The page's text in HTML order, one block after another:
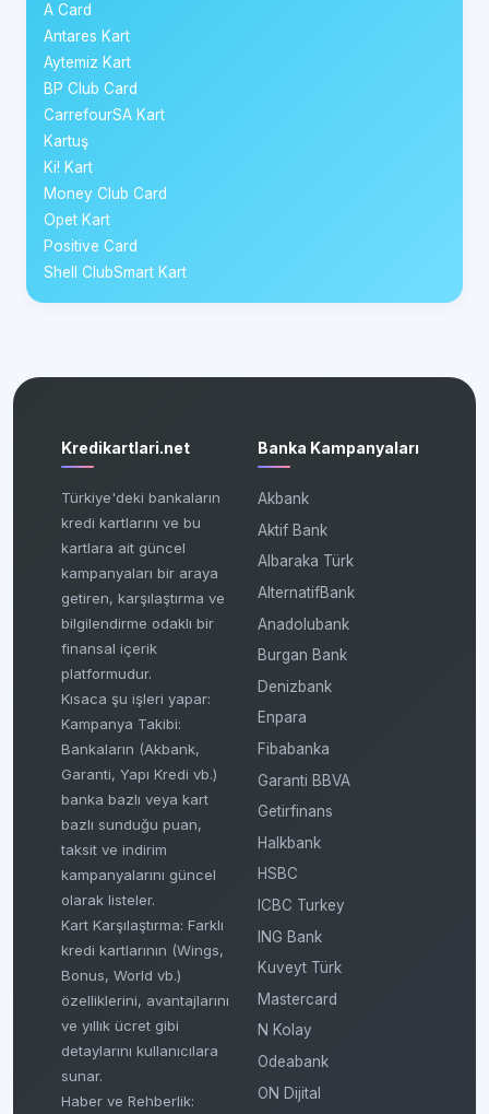
A Card
Antares Kart
Aytemiz Kart
BP Club Card
CarrefourSA Kart
Kartuş
Ki! Kart
Money Club Card
Opet Kart
Positive Card
Shell ClubSmart Kart
Kredikartlari.net
Türkiye'deki bankaların
kredi kartlarını ve bu
kartlara ait güncel
kampanyaları bir araya
getiren, karşılaştırma ve
bilgilendirme odaklı bir
finansal içerik
platformudur.
Kısaca şu işleri yapar:
Kampanya Takibi:
Bankaların (Akbank,
Garanti, Yapı Kredi vb.)
banka bazlı veya kart
bazlı sunduğu puan,
taksit ve indirim
kampanyalarını güncel
olarak listeler.
Kart Karşılaştırma: Farklı
kredi kartlarının (Wings,
Bonus, World vb.)
özelliklerini, avantajlarını
ve yıllık ücret gibi
detaylarını kullanıcılara
sunar.
Haber ve Rehberlik:
Banka Kampanyaları
Akbank
Aktif Bank
Albaraka Türk
AlternatifBank
Anadolubank
Burgan Bank
Denizbank
Enpara
Fibabanka
Garanti BBVA
Getirfinans
Halkbank
HSBC
ICBC Turkey
ING Bank
Kuveyt Türk
Mastercard
N Kolay
Odeabank
ON Dijital